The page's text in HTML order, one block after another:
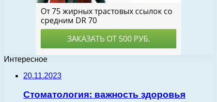
Интересное
20.11.2023
Стоматология: важность здоровья